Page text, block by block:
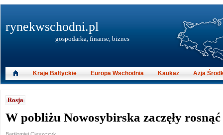
Rosja
W pobliżu Nowosybirska zaczęły
rynekwschodni.pl
gospodarka, finanse, biznes
Kraje Bałtyckie Europa Wschodnia Kaukaz Azja